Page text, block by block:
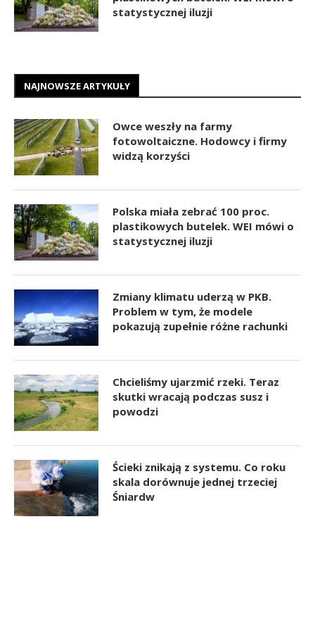
statystycznej iluzji
NAJNOWSZE ARTYKUŁY
Owce weszły na farmy
fotowoltaiczne. Hodowcy i firmy
widzą korzyści
Polska miała zebrać 100 proc.
plastikowych butelek. WEI mówi o
statystycznej iluzji
Zmiany klimatu uderzą w PKB.
Problem w tym, że modele
pokazują zupełnie różne rachunki
Chcieliśmy ujarzmić rzeki. Teraz
skutki wracają podczas susz i
powodzi
Ścieki znikają z systemu. Co roku
skala dorównuje jednej trzeciej
Śniardw